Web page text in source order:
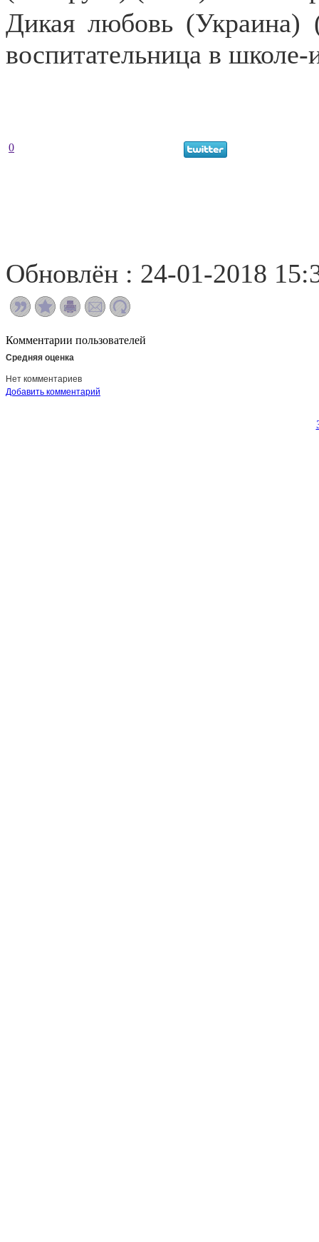
Дикая любовь (Украина)
воспитательница в школе-
0
Обновлён : 24-01-2018
Комментарии пользователей
Средняя оценка
Нет комментариев
Добавить комментарий